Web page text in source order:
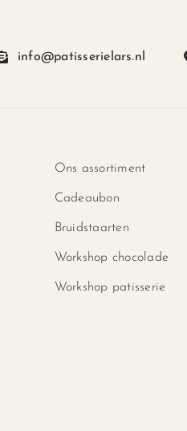
info@patisserielars.nl
Ons assortiment
Cadeaubon
Bruidstaarten
Workshop chocolade
Workshop patisserie